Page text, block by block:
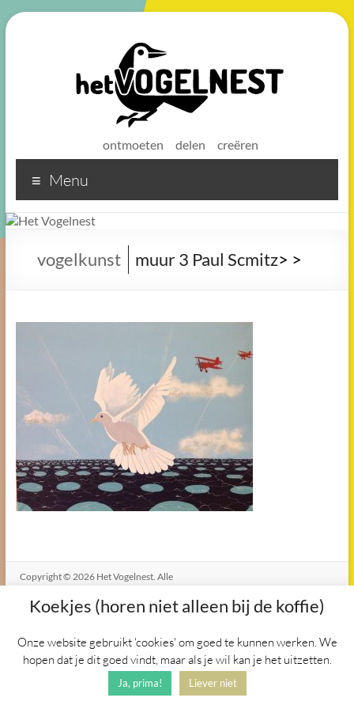
ontmoeten delen creëren
Het
Vogelnest
Menu
>
vogelkunst >
muur 3 Paul Scmitz
Copyright © 2026 Het Vogelnest. Alle
Spaciousdoor ThemeGrill.
Aangedreven door:
Koekjes (horen niet alleen bij de koffie)
Onze website gebruikt 'cookies' om goed te kunnen werken. We
hopen dat je dit goed vindt, maar als je wil kan je het uitzetten.
Ja, prima! Liever niet